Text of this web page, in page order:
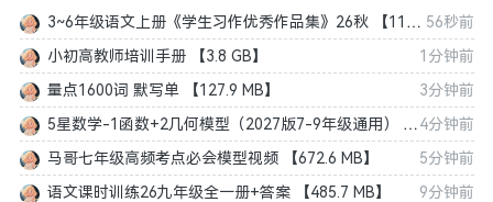
3~6年级语文上册《学生习作优秀作品集》26秋 【119.0 MB】 56秒前
小初高教师培训手册 【3.8 GB】 1分钟前
量点1600词 默写单 【127.9 MB】 3分钟前
5星数学-1函数+2几何模型（2027版7-9年级通用） 【703.1 MB】 4分钟前
马哥七年级高频考点必会模型视频 【672.6 MB】 5分钟前
语文课时训练26九年级全一册+答案 【485.7 MB】 9分钟前